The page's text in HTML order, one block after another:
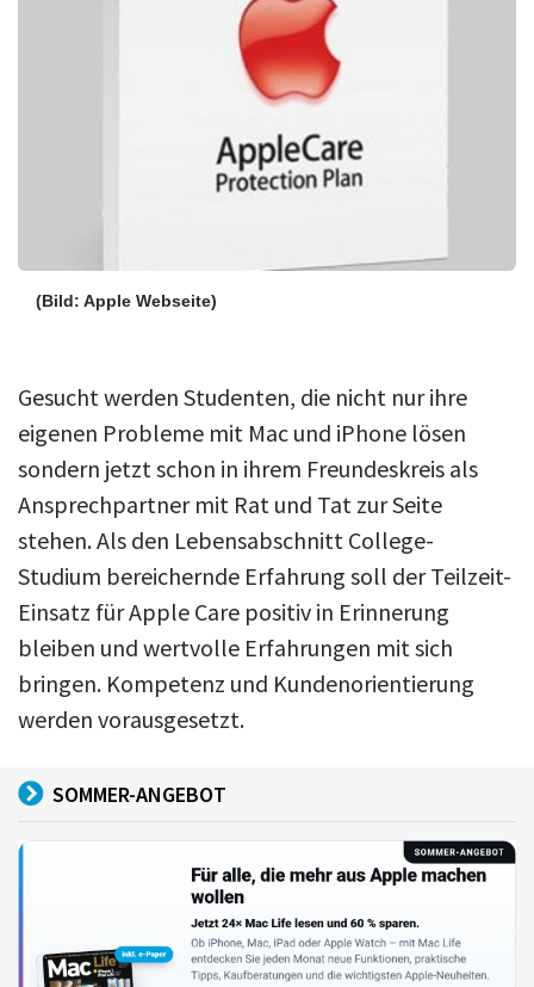
(Bild: Apple Webseite)
Gesucht werden Studenten, die nicht nur ihre
eigenen Probleme mit Mac und iPhone lösen
sondern jetzt schon in ihrem Freundeskreis als
Ansprechpartner mit Rat und Tat zur Seite
stehen. Als den Lebensabschnitt College-
Studium bereichernde Erfahrung soll der Teilzeit-
Einsatz für Apple Care positiv in Erinnerung
bleiben und wertvolle Erfahrungen mit sich
bringen. Kompetenz und Kundenorientierung
werden vorausgesetzt.
SOMMER-ANGEBOT